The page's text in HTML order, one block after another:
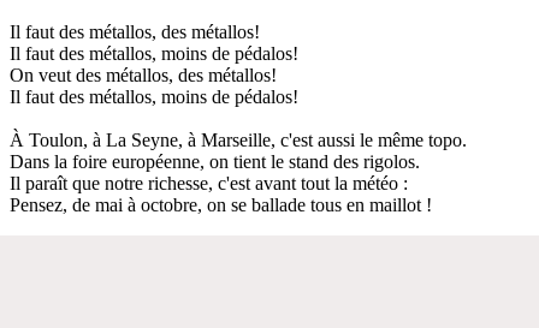
Il faut des métallos, des métallos!
Il faut des métallos, moins de pédalos!
On veut des métallos, des métallos!
Il faut des métallos, moins de pédalos!
À Toulon, à La Seyne, à Marseille, c'est aussi le même topo.
Dans la foire européenne, on tient le stand des rigolos.
Il paraît que notre richesse, c'est avant tout la météo :
Pensez, de mai à octobre, on se ballade tous en maillot !